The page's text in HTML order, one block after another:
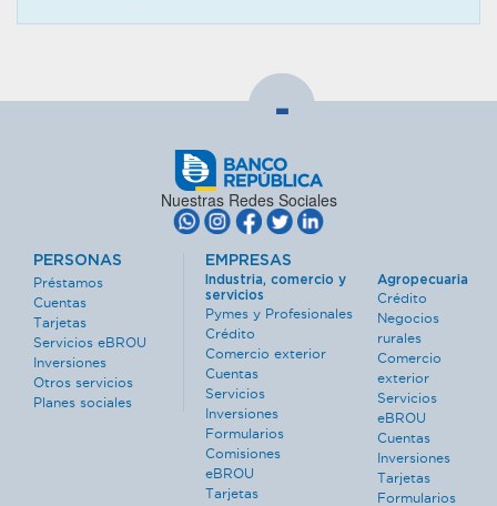
-
Nuestras Redes Sociales
PERSONAS
Préstamos
Cuentas
Tarjetas
Servicios eBROU
Inversiones
Otros servicios
Planes sociales
EMPRESAS
Industria, comercio y
servicios
Pymes y Profesionales
Crédito
Comercio exterior
Cuentas
Servicios
Inversiones
Formularios
Comisiones
eBROU
Tarjetas
Agropecuaria
Crédito
Negocios
rurales
Comercio
exterior
Servicios
eBROU
Cuentas
Inversiones
Tarjetas
Formularios